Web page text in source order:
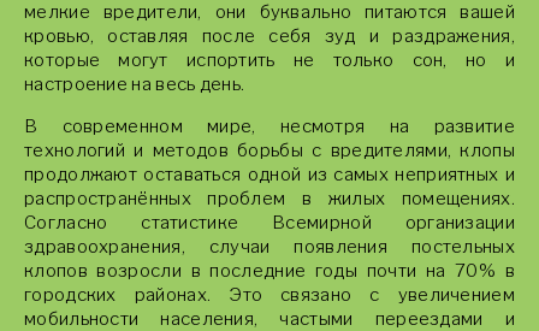
мелкие вредители, они буквально питаются вашей
кровью, оставляя после себя зуд и раздражения,
которые могут испортить не только сон, но и
настроение на весь день.
В современном мире, несмотря на развитие
технологий и методов борьбы с вредителями, клопы
продолжают оставаться одной из самых неприятных и
распространённых проблем в жилых помещениях.
Согласно статистике Всемирной организации
здравоохранения, случаи появления постельных
клопов возросли в последние годы почти на 70% в
городских районах. Это связано с увеличением
мобильности населения, частыми переездами и